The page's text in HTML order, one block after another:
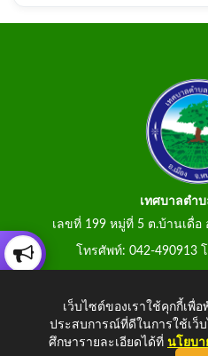
เทศบาลตำ
เลขที่ 199 หมู่ที่ 5 ต.บ้านเดื่อ
โทรศัพท์: 042-490913
เว็บไซต์ของเราใช้คุกกี้เ
ประสบการณ์ที่ดีในการใช้เว็
ศึกษารายละเอียดได้ที่ นโยบ